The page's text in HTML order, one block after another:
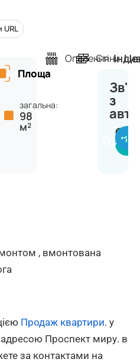
URL
Площа
загальна:
98
м²
ОпаленняСтіни
з
, вмонтована
Продаж квартири. у
адресою Проспект миру. в
за контактами на